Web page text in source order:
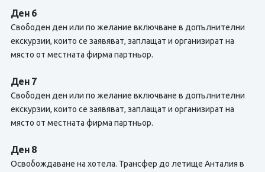
Ден 6
Свободен ден или по желание включване в допълнителни
екскурзии, които се заявяват, заплащат и организират на
място от местната фирма партньор.
Ден 7
Свободен ден или по желание включване в допълнителни
екскурзии, които се заявяват, заплащат и организират на
място от местната фирма партньор.
Ден 8
Освобождаване на хотела. Трансфер до летище Анталия в